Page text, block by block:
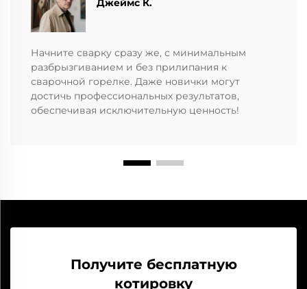
Джеймс К.
Начните сварку сразу же, с минимальным
разбрызгиванием и без прилипания к
сварочной горелке. Даже новички могут
достичь профессиональных результатов,
обеспечивая исключительную ценность!
Получите бесплатную
котировку